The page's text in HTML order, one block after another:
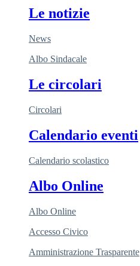
Le notizie
News
Albo Sindacale
Le circolari
Circolari
Calendario eventi
Calendario scolastico
Albo Online
Albo Online
Accesso Civico
Amministrazione Trasparente